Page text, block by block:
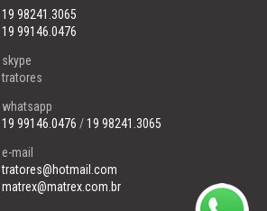
19 98241.3065
19 99146.0476
skype
tratores
whatsapp
19 99146.0476 /19 98241.3065
e-mail
tratores@hotmail.com
matrex@matrex.com.br